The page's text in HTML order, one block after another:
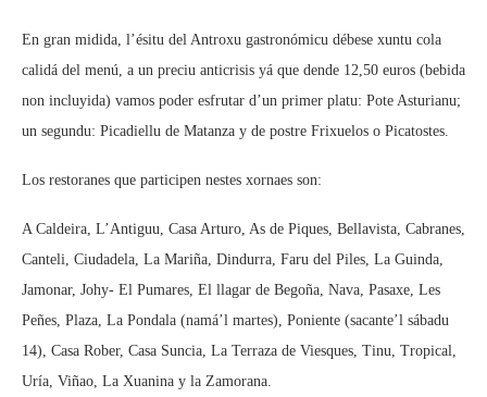
En gran midida, l’ésitu del Antroxu gastronómicu débese xuntu cola
calidá del menú, a un preciu anticrisis yá que dende 12,50 euros (bebida
non incluyida) vamos poder esfrutar d’un primer platu: Pote Asturianu;
un segundu: Picadiellu de Matanza y de postre Frixuelos o Picatostes.
Los restoranes que participen nestes xornaes son:
A Caldeira, L’Antiguu, Casa Arturo, As de Piques, Bellavista, Cabranes,
Canteli, Ciudadela, La Mariña, Dindurra, Faru del Piles, La Guinda,
Jamonar, Johy- El Pumares, El llagar de Begoña, Nava, Pasaxe, Les
Peñes, Plaza, La Pondala (namá’l martes), Poniente (sacante’l sábadu
14), Casa Rober, Casa Suncia, La Terraza de Viesques, Tinu, Tropical,
Uría, Viñao, La Xuanina y la Zamorana.